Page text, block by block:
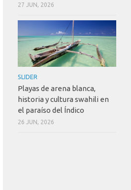
27 JUN, 2026
SLIDER
Playas de arena blanca,
historia y cultura swahili en
el paraíso del Índico
26 JUN, 2026